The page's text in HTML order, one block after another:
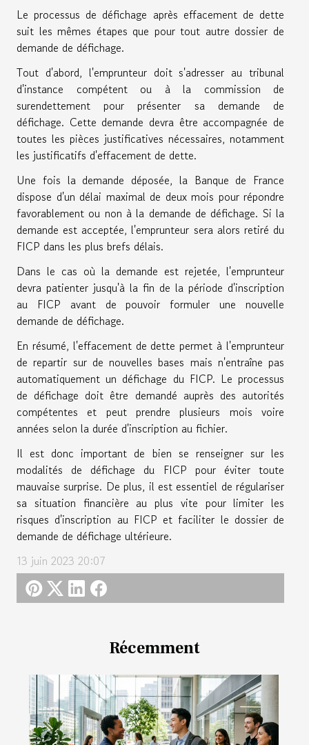
Le processus de défichage après effacement de dette
suit les mêmes étapes que pour tout autre dossier de
demande de défichage.
Tout d'abord, l'emprunteur doit s'adresser au tribunal
d'instance compétent ou à la commission de
surendettement pour présenter sa demande de
défichage. Cette demande devra être accompagnée de
toutes les pièces justificatives nécessaires, notamment
les justificatifs d'effacement de dette.
Une fois la demande déposée, la Banque de France
dispose d'un délai maximal de deux mois pour répondre
favorablement ou non à la demande de défichage. Si la
demande est acceptée, l'emprunteur sera alors retiré du
FICP dans les plus brefs délais.
Dans le cas où la demande est rejetée, l'emprunteur
devra patienter jusqu'à la fin de la période d'inscription
au FICP avant de pouvoir formuler une nouvelle
demande de défichage.
En résumé, l'effacement de dette permet à l'emprunteur
de repartir sur de nouvelles bases mais n'entraîne pas
automatiquement un défichage du FICP. Le processus
de défichage doit être demandé auprès des autorités
compétentes et peut prendre plusieurs mois voire
années selon la durée d'inscription au fichier.
Il est donc important de bien se renseigner sur les
modalités de défichage du FICP pour éviter toute
mauvaise surprise. De plus, il est essentiel de régulariser
sa situation financière au plus vite pour limiter les
risques d'inscription au FICP et faciliter le dossier de
demande de défichage ultérieure.
13 juin 2023 20:07
Récemment